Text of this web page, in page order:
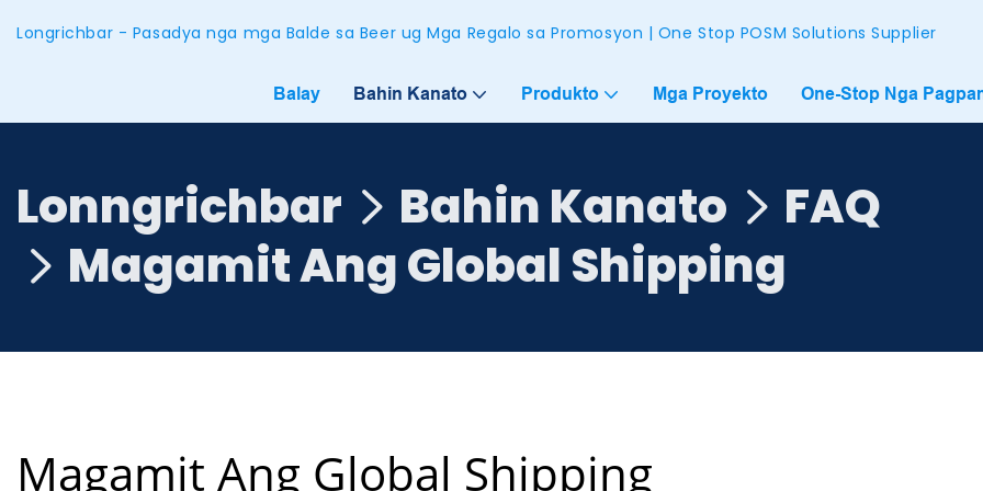
Longrichbar - Pasadya nga mga Balde sa Beer ug Mga Regalo sa Promosyon | One Stop POSM Solutions Supplier
Balay Bahin Kanato Produkto Mga Proyekto One-Stop Nga
Lonngrichbar Bahin Kanato
FAQ
Magamit Ang Global Shipping
Magamit Ang Global Shipping